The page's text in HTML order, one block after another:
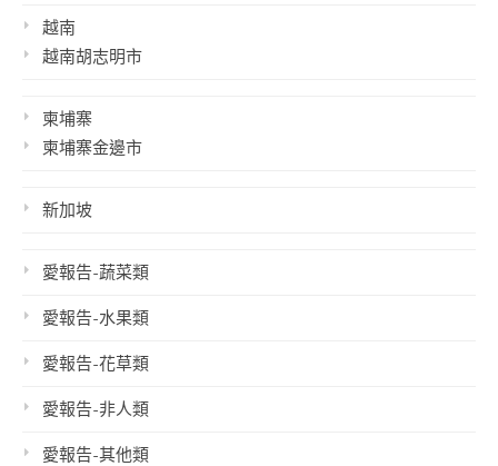
越南
越南胡志明市
柬埔寨
柬埔寨金邊市
新加坡
愛報告-蔬菜類
愛報告-水果類
愛報告-花草類
愛報告-非人類
愛報告-其他類